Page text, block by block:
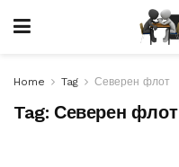
Home Tag Северен флот
Tag: Северен флот